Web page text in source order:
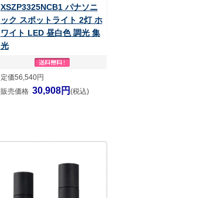
XSZP3325NCB1 パナソニ
ック スポットライト 2灯 ホ
ワイト LED 昼白色 調光 集
光
定価56,540円
販売価格 30,908円 (税込)